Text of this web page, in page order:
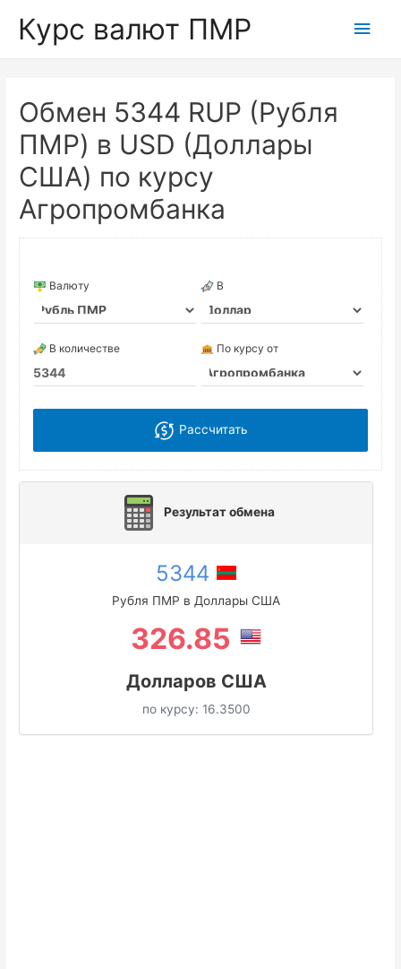
Курс валют ПМР
Обмен 5344 RUP (Рубля
ПМР) в USD (Доллары
США) по курсу
Агропромбанка
Валюту В
В количестве По курсу от
Рассчитать
Результат обмена
5344
Рубля ПМР в Доллары США
326.85
Долларов США
по курсу: 16.3500